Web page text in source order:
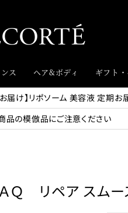
ス ヘア&ボディ ギフト
届け】リポソーム 美容液 定期お
品の模倣品にご注意ください
ＡＱ リペア スムー